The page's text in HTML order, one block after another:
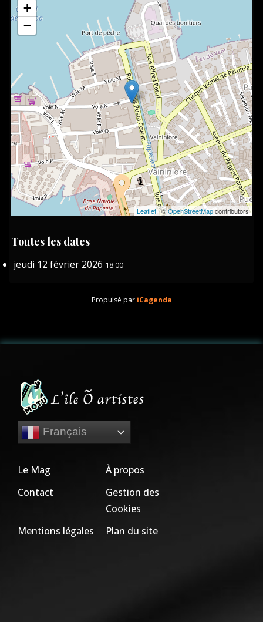
+
−
Leaflet| ©OpenStreetMapcontributors
Toutes les dates
jeudi 12 février 2026 18:00
Propulsé par iCagenda
Français
Le Mag
À propos
Contact
Gestion des
Cookies
Mentions légales
Plan du site